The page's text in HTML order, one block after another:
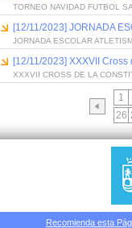
TORNEO NAVIDAD FUTBOL
[12/11/2023] JORNADA
JORNADA ESCOLAR
[12/11/2023] XXXVII
XXXVII CROSS DE LA
1
26
Recomienda esta